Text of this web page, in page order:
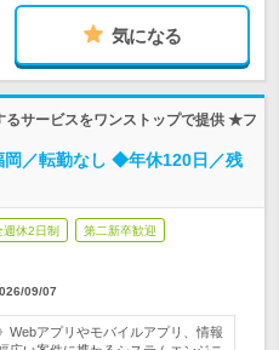
気になる
るサービスをワンストップで提供 ★フ
岡／転勤なし ◆年休120日／残
週休2日制 第二新卒歓迎
09/07
Webアプリやモバイルアプリ、情報